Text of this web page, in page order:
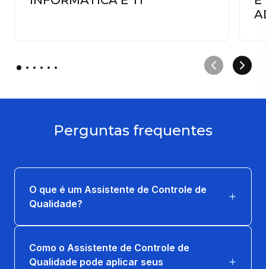
Perguntas frequentes
O que é um Assistente de Controle de
Qualidade?
Como o Assistente de Controle de
Qualidade pode aplicar seus